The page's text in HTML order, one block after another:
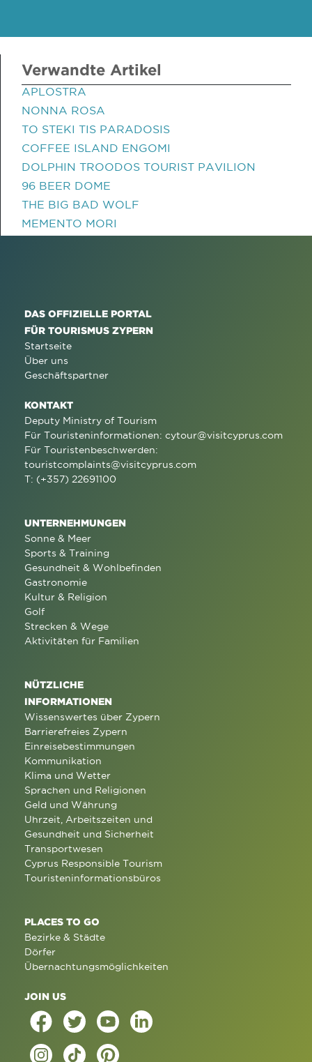
Verwandte Artikel
APLOSTRA
NONNA ROSA
TO STEKI TIS PARADOSIS
COFFEE ISLAND ENGOMI
DOLPHIN TROODOS TOURIST PAVILION
96 BEER DOME
THE BIG BAD WOLF
MEMENTO MORI
DAS OFFIZIELLE PORTAL
FÜR TOURISMUS ZYPERN
Startseite
Über uns
Geschäftspartner
KONTAKT
Deputy Ministry of Tourism
Für Touristeninformationen: cytour@visitcyprus.com
Für Touristenbeschwerden:
touristcomplaints@visitcyprus.com
T: (+357) 22691100
UNTERNEHMUNGEN
Sonne & Meer
Sports & Training
Gesundheit & Wohlbefinden
Gastronomie
Kultur & Religion
Golf
Strecken & Wege
Aktivitäten für Familien
NÜTZLICHE
INFORMATIONEN
Wissenswertes über Zypern
Barrierefreies Zypern
Einreisebestimmungen
Kommunikation
Klima und Wetter
Sprachen und Religionen
Geld und Währung
Uhrzeit, Arbeitszeiten und
Gesundheit und Sicherheit
Transportwesen
Cyprus Responsible Tourism
Touristeninformationsbüros
PLACES TO GO
Bezirke & Städte
Dörfer
Übernachtungsmöglichkeiten
JOIN US